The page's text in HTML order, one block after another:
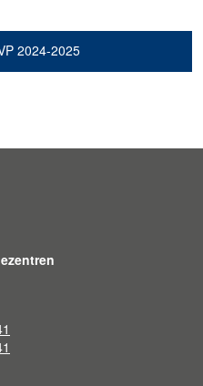
2024-2025